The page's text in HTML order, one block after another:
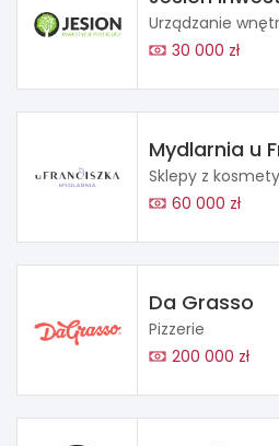
Urządzanie
30 000 zł
Mydlarnia u
Sklepy z
60 000 zł
Da Grasso
Pizzerie
200 000 zł